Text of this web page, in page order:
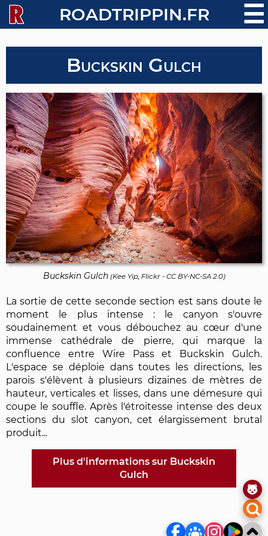
ROADTRIPPIN.FR ☰
Buckskin Gulch
Buckskin Gulch(Kee Yip, Flickr- CC BY-NC-SA 2.0)
La sortie de cette seconde section est sans doute le
moment le plus intense : le canyon s'ouvre
soudainement et vous débouchez au cœur d'une
immense cathédrale de pierre, qui marque la
confluence entre Wire Pass et Buckskin Gulch.
L'espace se déploie dans toutes les directions, les
parois s'élèvent à plusieurs dizaines de mètres de
hauteur, verticales et lisses, dans une démesure qui
coupe le souffle. Après l'étroitesse intense des deux
sections du slot canyon, cet élargissement brutal
produit...
Plus d'informations sur Buckskin
Gulch